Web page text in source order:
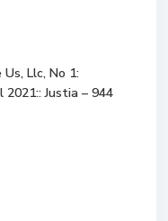
Llc, No 1:
2021:: Justia – 944